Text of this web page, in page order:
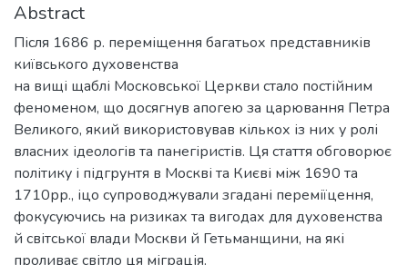
Abstract
Після 1686 р. переміщення багатьох представників
київського духовенства
на вищі щаблі Московської Церкви стало постійним
феноменом, що досягнув апогею за царювання Петра
Великого, який використовував кількох із них у ролі
власних ідеологів та панегіристів. Ця стаття обговорює
політику і підгрунтя в Москві та Києві між 1690 та
1710рр., іцо супроводжували згадані переміїцення,
фокусуючись на ризиках та вигодах для духовенства
й світської влади Москви й Гетьманщини, на які
проливає світло ця міграція.